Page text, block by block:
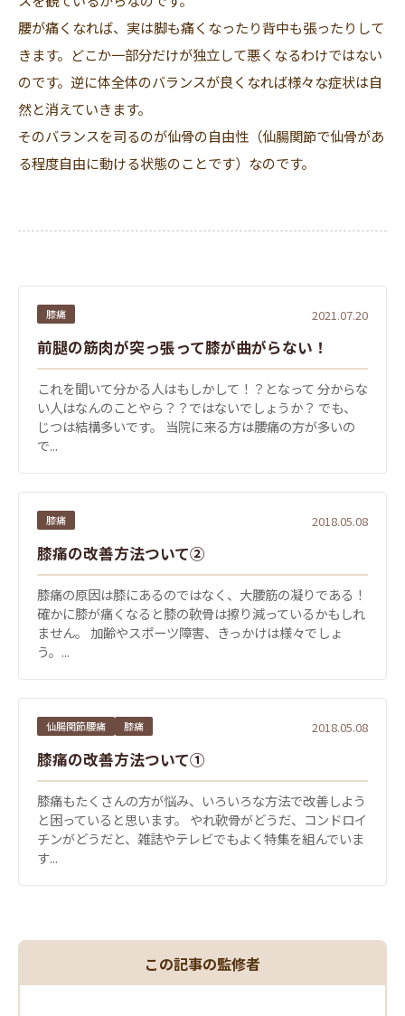
腰が痛くなれば、実は脚も痛くなったり背中も張ったりして
きます。どこか一部分だけが独立して悪くなるわけではない
のです。逆に体全体のバランスが良くなれば様々な症状は自
然と消えていきます。
そのバランスを司るのが仙骨の自由性（仙腸関節で仙骨があ
る程度自由に動ける状態のことです）なのです。
膝痛 2021.07.20
前腿の筋肉が突っ張って膝が曲がらない！
これを聞いて分かる人はもしかして！？となって 分からな
い人はなんのことやら？？ではないでしょうか？ でも、
じつは結構多いです。 当院に来る方は腰痛の方が多いの
で...
膝痛 2018.05.08
膝痛の改善方法ついて②
膝痛の原因は膝にあるのではなく、大腰筋の凝りである！
確かに膝が痛くなると膝の軟骨は擦り減っているかもしれ
ません。 加齢やスポーツ障害、きっかけは様々でしょ
う。...
仙腸関節腰痛 膝痛 2018.05.08
膝痛の改善方法ついて①
膝痛もたくさんの方が悩み、いろいろな方法で改善しよう
と困っていると思います。 やれ軟骨がどうだ、コンドロイ
チンがどうだと、雑誌やテレビでもよく特集を組んでいま
す...
この記事の監修者